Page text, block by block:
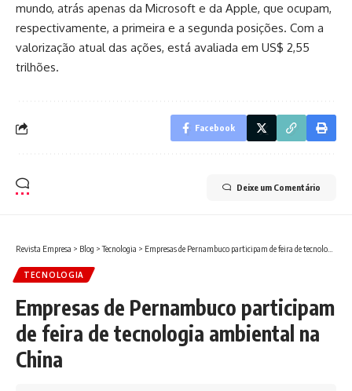
mundo, atrás apenas da Microsoft e da Apple, que ocupam,
respectivamente, a primeira e a segunda posições. Com a
valorização atual das ações, está avaliada em US$ 2,55
trilhões.
Facebook
Deixe um Comentário
Revista Empresa > Blog >Tecnologia > Empresas de Pernambuco participam de feira de tecnologia ambiental na China
TECNOLOGIA
Empresas de Pernambuco participam
de feira de tecnologia ambiental na
China